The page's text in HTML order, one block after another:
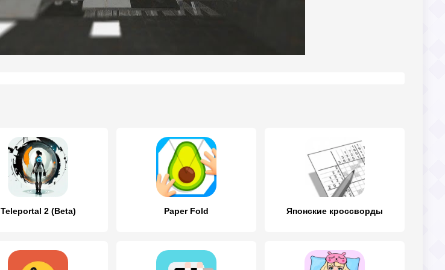
Teleportal 2 (Beta) Paper Fold Японские кроссворды